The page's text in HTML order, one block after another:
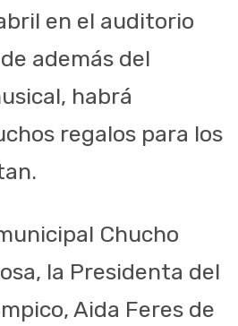
en el auditorio
además del
habrá
regalos para los
Chucho
la Presidenta del
Aida Feres de